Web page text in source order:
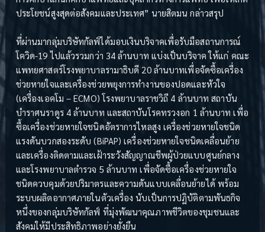
ประโยชน์สูงสุดต่อสังคมและประเทศ” นายสิตมน กล่าวสรุป
ที่ผ่านมากลุ่มบริษัทกัลฟ์ได้มอบเงินบริจาคเพื่อรับมือสถานการณ์
โควิด-19 ไปแล้วรวมกว่า 34 ล้านบาท แบ่งเป็นบริจาค ให้แก่ คณะ
แพทยศาสตร์โรงพยาบาลรามาธิบดี 20 ล้านบาทเพื่อจัดซื้อเครื่อง
ช่วยหายใจและเครื่องช่วยพยุงการทำงานของปอดและหัวใจ
(เครื่องเอคโม – ECMO) โรงพยาบาลราชวิถี 4 ล้านบาท สถาบัน
บำราศนราดูร 4 ล้านบาท และสถาบันโรคทรวงอก 1 ล้านบาท เพื่อ
ซื้อเครื่องช่วยหายใจชนิดอัตราการไหลสูง เครื่องช่วยหายใจชนิด
แรงดันบวกสองระดับ (BiPAP) เครื่องช่วยหายใจชนิดเคลื่อนย้าย
และเครื่องติดตามและเฝ้าระวังสัญญาณชีพผู้ป่วยแบบศูนย์กลาง
และโรงพยาบาลตำรวจ 5 ล้านบาท เพื่อจัดซื้อเครื่องช่วยหายใจ
ชนิดควบคุมด้วยปริมาตรและความดันแบบเคลื่อนย้ายได้ พร้อม
ระบบผลิตอากาศภายในตัวเครื่อง นับเป็นการปฏิบัติตามพันธกิจ
หนึ่งของกลุ่มบริษัทกัลฟ์ ที่มุ่งพัฒนาคุณภาพชีวิตของชุมชนและ
สังคมให้มีประสิทธิภาพอย่างยั่งยืน